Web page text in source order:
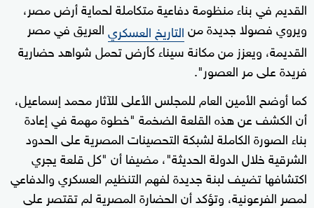
القديم في بناء منظومة دفاعية متكاملة لحماية أرض مصر،
ويروي فصولا جديدة منالتاريخ العسكريالعريق في مصر
القديمة، ويعزز من مكانة سيناء كأرض تحمل شواهد حضارية
فريدة على مر العصور".
كما أوضح الأمين العام للمجلس الأعلى للآثار محمد إسماعيل،
أن الكشف عن هذه القلعة الضخمة "خطوة مهمة في إعادة
بناء الصورة الكاملة لشبكة التحصينات المصرية على الحدود
الشرقية خلال الدولة الحديثة"، مضيفا أن "كل قلعة يجري
اكتشافها تضيف لبنة جديدة لفهم التنظيم العسكري والدفاعي
لمصر الفرعونية، وتؤكد أن الحضارة المصرية لم تقتصر على